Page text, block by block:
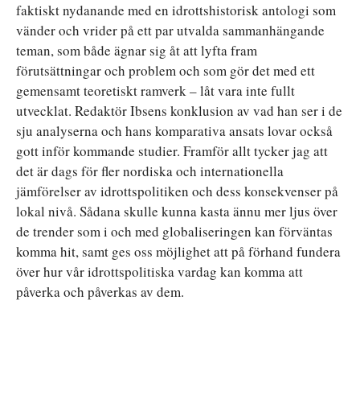
faktiskt nydanande med en idrottshistorisk antologi som
vänder och vrider på ett par utvalda sammanhängande
teman, som både ägnar sig åt att lyfta fram
förutsättningar och problem och som gör det med ett
gemensamt teoretiskt ramverk – låt vara inte fullt
utvecklat. Redaktör Ibsens konklusion av vad han ser i de
sju analyserna och hans komparativa ansats lovar också
gott inför kommande studier. Framför allt tycker jag att
det är dags för fler nordiska och internationella
jämförelser av idrottspolitiken och dess konsekvenser på
lokal nivå. Sådana skulle kunna kasta ännu mer ljus över
de trender som i och med globaliseringen kan förväntas
komma hit, samt ges oss möjlighet att på förhand fundera
över hur vår idrottspolitiska vardag kan komma att
påverka och påverkas av dem.